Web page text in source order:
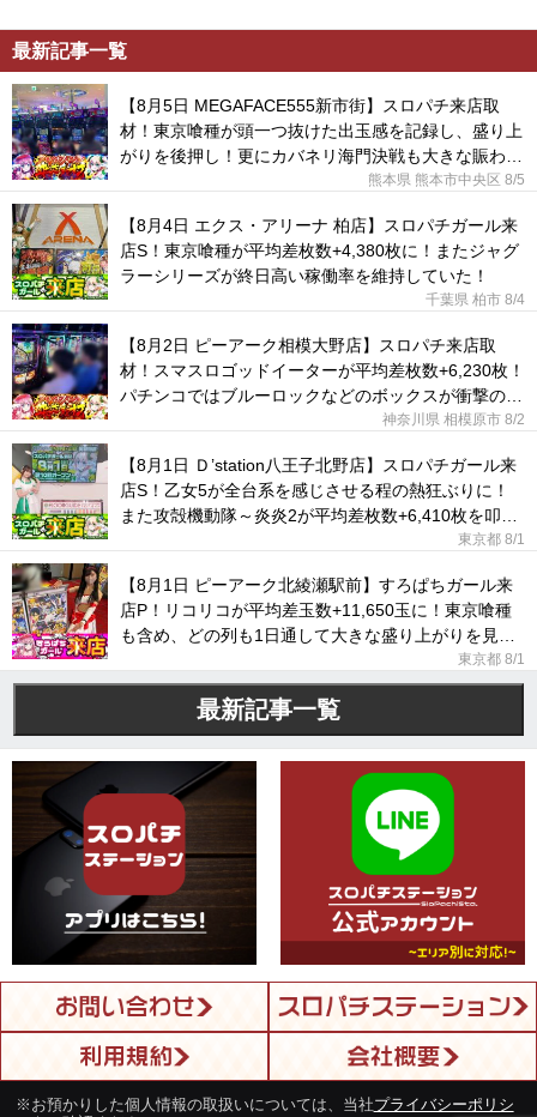
最新記事一覧
【8月5日 MEGAFACE555新市街】スロパチ来店取
材！東京喰種が頭一つ抜けた出玉感を記録し、盛り上
がりを後押し！更にカバネリ海門決戦も大きな賑わい
熊本県 熊本市中央区 8/5
【8月4日 エクス・アリーナ 柏店】スロパチガール来
店S！東京喰種が平均差枚数+4,380枚に！またジャグ
ラーシリーズが終日高い稼働率を維持していた！
千葉県 柏市 8/4
【8月2日 ピーアーク相模大野店】スロパチ来店取
材！スマスロゴッドイーターが平均差枚数+6,230枚！
パチンコではブルーロックなどのボックスが衝撃の出
神奈川県 相模原市 8/2
【8月1日 Ｄ’station八王子北野店】スロパチガール来
店S！乙女5が全台系を感じさせる程の熱狂ぶりに！
また攻殻機動隊～炎炎2が平均差枚数+6,410枚を叩き
東京都 8/1
【8月1日 ピーアーク北綾瀬駅前】すろぱちガール来
店P！リコリコが平均差玉数+11,650玉に！東京喰種
も含め、どの列も1日通して大きな盛り上がりを見せ
東京都 8/1
最新記事一覧
※お預かりした個人情報の取扱いについては、当社プライバシーポリシ